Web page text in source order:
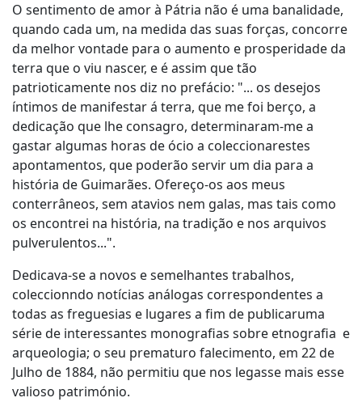
O sentimento de amor à Pátria não é uma banalidade,
quando cada um, na medida das suas forças, concorre
da melhor vontade para o aumento e prosperidade da
terra que o viu nascer, e é assim que tão
patrioticamente nos diz no prefácio: "... os desejos
íntimos de manifestar á terra, que me foi berço, a
dedicação que lhe consagro, determinaram-me a
gastar algumas horas de ócio a coleccionarestes
apontamentos, que poderão servir um dia para a
história de Guimarães. Ofereço-os aos meus
conterrâneos, sem atavios nem galas, mas tais como
os encontrei na história, na tradição e nos arquivos
pulverulentos...".
Dedicava-se a novos e semelhantes trabalhos,
coleccionndo notícias análogas correspondentes a
todas as freguesias e lugares a fim de publicaruma
série de interessantes monografias sobre etnografia e
arqueologia; o seu prematuro falecimento, em 22 de
Julho de 1884, não permitiu que nos legasse mais esse
valioso património.